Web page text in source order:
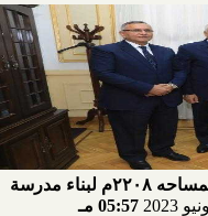
محافظ الجيزة : قبول تبرع بقطعة ارض بمساحه ٢٢٠٨م لبناء مدرسة
05:57 مـ